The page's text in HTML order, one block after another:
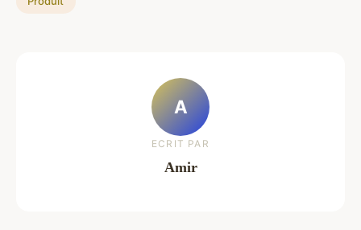
A
ECRIT PAR
Amir